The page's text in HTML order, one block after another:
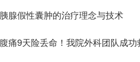
胰腺假性囊肿的治疗理念与技术